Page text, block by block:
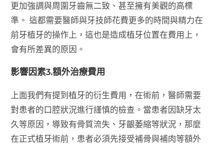
更加強調與周圍牙齒無二致、甚至擁有美觀的高標
準。 這都需要醫師與牙技師花費更多的時間與精力在
前牙植牙的操作上，這也是造成植牙位置在費用上，
會有所差異的原因。
影響因素3.額外治療費用
上面我們有提到植牙的衍生費用，在術前，醫師需要
對患者的口腔狀況進行謹慎的檢查。當患者因缺牙太
久等原因，導致有骨質流失、牙齦萎縮等狀況，那麼
在正式植牙術前，患者必須先接受補骨與補肉等額外